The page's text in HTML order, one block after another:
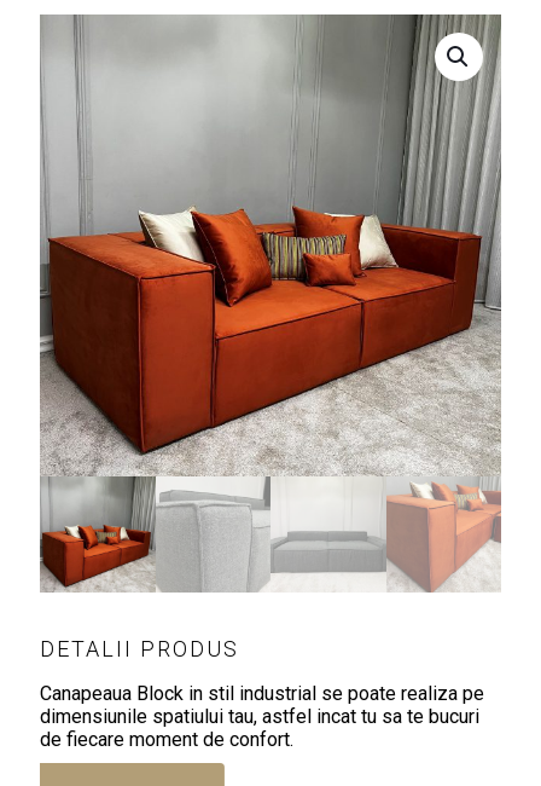
DETALII PRODUS
Canapeaua Block in stil industrial se poate realiza pe
dimensiunile spatiului tau, astfel incat tu sa te bucuri
de fiecare moment de confort.